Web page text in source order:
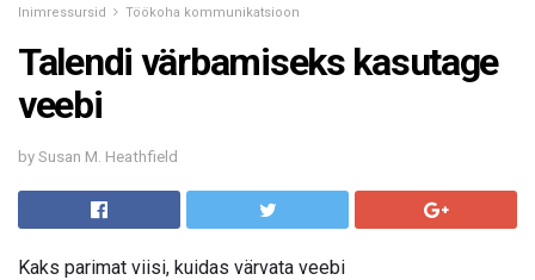
Inimressursid Töökoha kommunikatsioon
Talendi värbamiseks kasutage
veebi
by Susan M. Heathfield
Kaks parimat viisi, kuidas värvata veebi